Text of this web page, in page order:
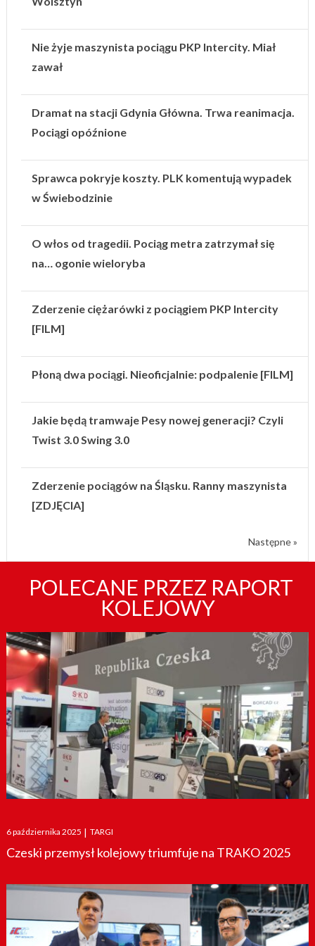
Nie żyje maszynista pociągu PKP Intercity. Miał
zawał
Dramat na stacji Gdynia Główna. Trwa reanimacja.
Pociągi opóźnione
Sprawca pokryje koszty. PLK komentują wypadek
w Świebodzinie
O włos od tragedii. Pociąg metra zatrzymał się
na… ogonie wieloryba
Zderzenie ciężarówki z pociągiem PKP Intercity
[FILM]
Płoną dwa pociągi. Nieoficjalnie: podpalenie [FILM]
Jakie będą tramwaje Pesy nowej generacji? Czyli
Twist 3.0 Swing 3.0
Zderzenie pociągów na Śląsku. Ranny maszynista
[ZDJĘCIA]
Następne »
POLECANE PRZEZ RAPORT
KOLEJOWY
Posted
on
6 października 2025 | TARGI
Czeski przemysł kolejowy triumfuje na TRAKO 2025